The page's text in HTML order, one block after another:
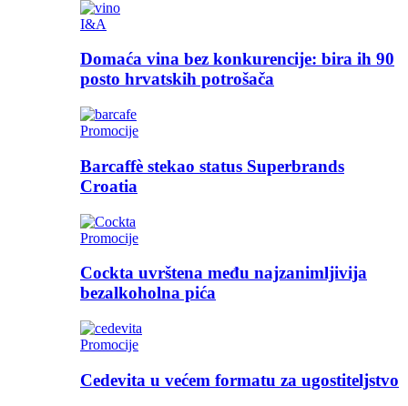
I&A
Domaća vina bez konkurencije: bira ih 90
posto hrvatskih potrošača
Promocije
Barcaffè stekao status Superbrands
Croatia
Promocije
Cockta uvrštena među najzanimljivija
bezalkoholna pića
Promocije
Cedevita u većem formatu za ugostiteljstvo